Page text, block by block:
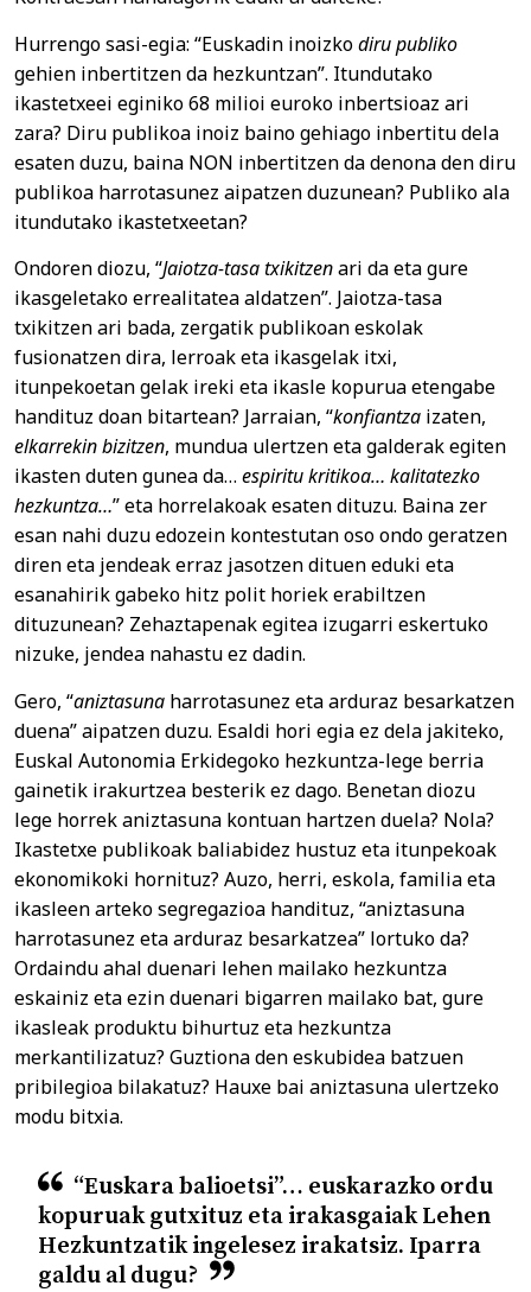
Hurrengo sasi-egia: “Euskadin inoizkodiru publiko
gehien inbertitzen da hezkuntzan”. Itundutako
ikastetxeei eginiko 68 milioi euroko inbertsioaz ari
zara? Diru publikoa inoiz baino gehiago inbertitu dela
esaten duzu, baina NON inbertitzen da denona den diru
publikoa harrotasunez aipatzen duzunean? Publiko ala
itundutako ikastetxeetan?
Ondoren diozu, “Jaiotza-tasa txikitzenari da eta gure
ikasgeletako errealitatea aldatzen”. Jaiotza-tasa
txikitzen ari bada, zergatik publikoan eskolak
fusionatzen dira, lerroak eta ikasgelak itxi,
itunpekoetan gelak ireki eta ikasle kopurua etengabe
handituz doan bitartean? Jarraian, “konfiantza izaten,
elkarrekin bizitzen, mundua ulertzen eta galderak egiten
ikasten duten gunea da… espiritu kritikoa… kalitatezko
hezkuntza…” eta horrelakoak esaten dituzu. Baina zer
esan nahi duzu edozein kontestutan oso ondo geratzen
diren eta jendeak erraz jasotzen dituen eduki eta
esanahirik gabeko hitz polit horiek erabiltzen
dituzunean? Zehaztapenak egitea izugarri eskertuko
nizuke, jendea nahastu ez dadin.
Gero, “aniztasuna harrotasunez eta arduraz besarkatzen
duena” aipatzen duzu. Esaldi hori egia ez dela jakiteko,
Euskal Autonomia Erkidegoko hezkuntza-lege berria
gainetik irakurtzea besterik ez dago. Benetan diozu
lege horrek aniztasuna kontuan hartzen duela? Nola?
Ikastetxe publikoak baliabidez hustuz eta itunpekoak
ekonomikoki hornituz? Auzo, herri, eskola, familia eta
ikasleen arteko segregazioa handituz, “aniztasuna
harrotasunez eta arduraz besarkatzea” lortuko da?
Ordaindu ahal duenari lehen mailako hezkuntza
eskainiz eta ezin duenari bigarren mailako bat, gure
ikasleak produktu bihurtuz eta hezkuntza
merkantilizatuz? Guztiona den eskubidea batzuen
pribilegioa bilakatuz? Hauxe bai aniztasuna ulertzeko
modu bitxia.
“Euskara balioetsi”… euskarazko ordu
kopuruak gutxituz eta irakasgaiak Lehen
Hezkuntzatik ingelesez irakatsiz. Iparra
galdu al dugu?